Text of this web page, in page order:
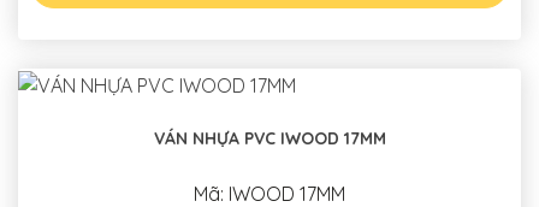
VÁN NHỰA PVC IWOOD 17MM
Mã: IWOOD 17MM